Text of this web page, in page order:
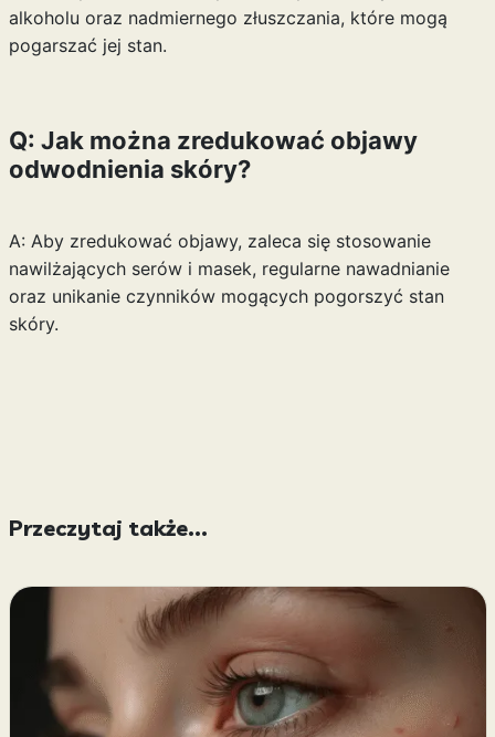
alkoholu oraz nadmiernego złuszczania, które mogą
pogarszać jej stan.
Q: Jak można zredukować objawy
odwodnienia skóry?
A: Aby zredukować objawy, zaleca się stosowanie
nawilżających serów i masek, regularne nawadnianie
oraz unikanie czynników mogących pogorszyć stan
skóry.
Przeczytaj także...